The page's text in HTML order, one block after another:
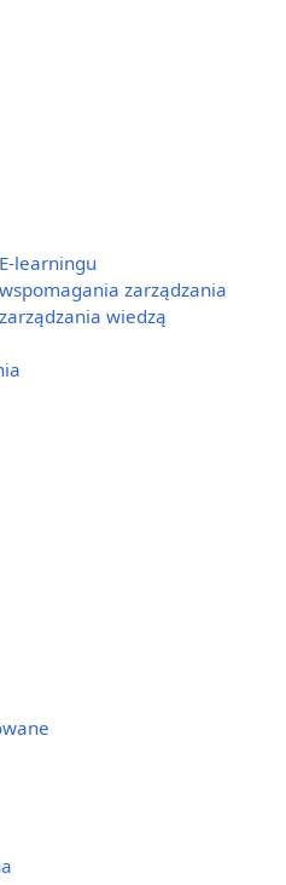
learningu
zarządzania
wiedzą